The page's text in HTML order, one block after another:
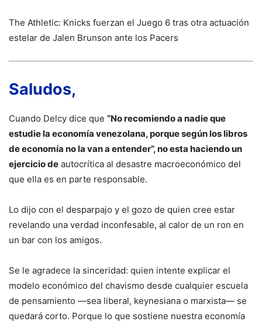
The Athletic: Knicks fuerzan el Juego 6 tras otra actuación
estelar de Jalen Brunson ante los Pacers
Saludos,
Cuando Delcy dice que “No recomiendo a nadie que
estudie la economía venezolana, porque según los libros
de economía no la van a entender”, no esta haciendo un
ejercicio de autocrítica al desastre macroeconómico del
que ella es en parte responsable.
Lo dijo con el desparpajo y el gozo de quien cree estar
revelando una verdad inconfesable, al calor de un ron en
un bar con los amigos.
Se le agradece la sinceridad: quien intente explicar el
modelo económico del chavismo desde cualquier escuela
de pensamiento —sea liberal, keynesiana o marxista— se
quedará corto. Porque lo que sostiene nuestra economía